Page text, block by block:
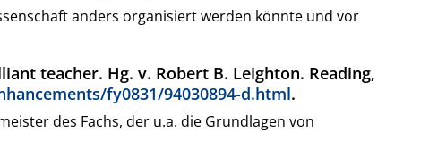
anders organisiert werden könnte und vor
teacher. Hg. v. Robert B. Leighton. Reading,
fy0831/94030894-d.html.
des Fachs, der u.a. die Grundlagen von